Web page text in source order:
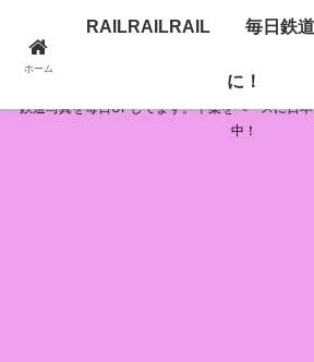
RAILRAILRAIL 毎日鉄道写
鉄道写真を毎日UPしてます。千葉をベースに日
中！
ホーム
RAILRAILRAIL 毎日鉄道
に！